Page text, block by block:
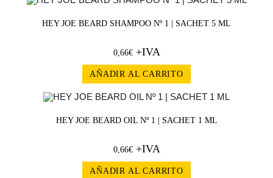
HEY JOE BEARD SHAMPOO Nº 1 | SACHET 5 ML
0,66€+IVA
AÑADIR AL CARRITO
HEY JOE BEARD OIL Nº 1 | SACHET 1 ML
0,66€+IVA
AÑADIR AL CARRITO